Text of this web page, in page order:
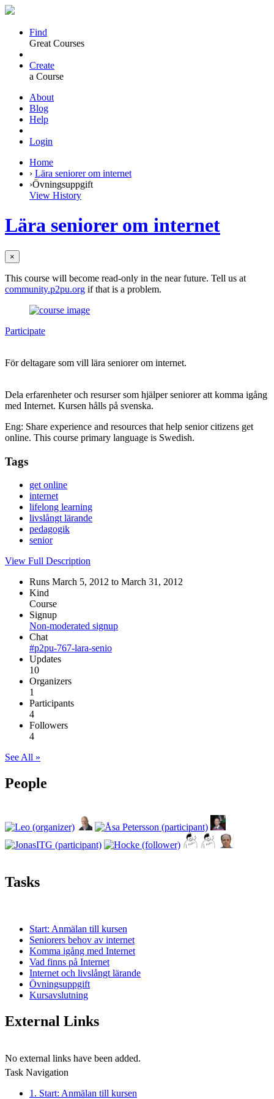
Find
Great Courses
Create
a Course
About
Blog
Help
Login
Home
› Lära seniorer om internet
›Övningsuppgift
View History
Lära seniorer om internet
×
This course will become read-only in the near future. Tell us at
community.p2pu.org if that is a problem.
Participate
För deltagare som vill lära seniorer om internet.
Dela erfarenheter och resurser som hjälper seniorer att komma igång
med Internet. Kursen hålls på svenska.
Eng: Share experience and resources that help senior citizens get
online. This course primary language is Swedish.
Tags
get online
internet
lifelong learning
livslångt lärande
pedagogik
senior
View Full Description
Runs March 5, 2012 to March 31, 2012
Kind
Course
Signup
Non-moderated signup
Chat
#p2pu-767-lara-senio
Updates
10
Organizers
1
Participants
4
Followers
4
See All »
People
Tasks
Start: Anmälan till kursen
Seniorers behov av internet
Komma igång med Internet
Vad finns på Internet
Internet och livslångt lärande
Övningsuppgift
Kursavslutning
External Links
No external links have been added.
Task Navigation
1. Start: Anmälan till kursen